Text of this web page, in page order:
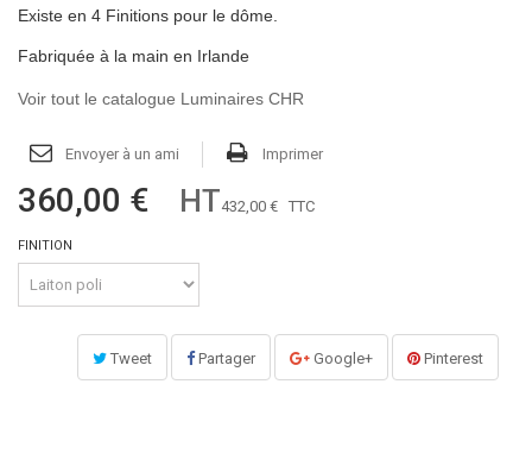
Existe en 4 Finitions pour le dôme.
Fabriquée à la main en Irlande
Voir tout le catalogue Luminaires CHR
Envoyer à un ami Imprimer
360,00 € HT432,00 € TTC
FINITION
Tweet Partager Google+ Pinterest